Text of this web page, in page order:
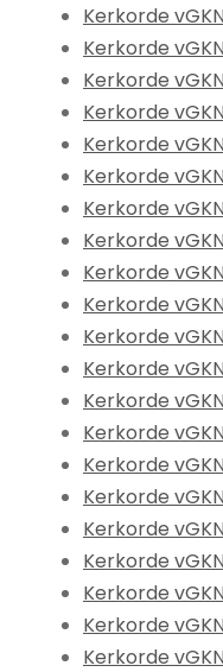
Kerkorde
Kerkorde
Kerkorde
Kerkorde
Kerkorde
Kerkorde
Kerkorde
Kerkorde
Kerkorde
Kerkorde
Kerkorde
Kerkorde
Kerkorde
Kerkorde
Kerkorde
Kerkorde
Kerkorde
Kerkorde
Kerkorde
Kerkorde
Kerkorde